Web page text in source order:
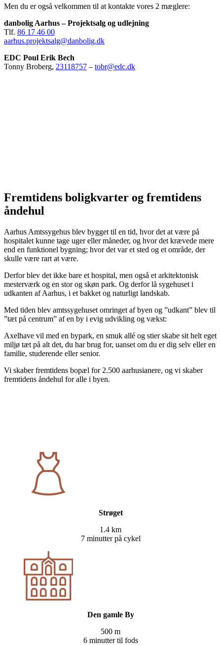
Men du er også velkommen til at kontakte vores 2 mæglere:
danbolig Aarhus – Projektsalg og udlejning
Tlf. 86 17 46 00
aarhus.projektsalg@danbolig.dk
EDC Poul Erik Bech
Tonny Broberg, 23118757 – tobr@edc.dk
Fremtidens boligkvarter og fremtidens
åndehul
Aarhus Amtssygehus blev bygget til en tid, hvor det at være på
hospitalet kunne tage uger eller måneder, og hvor det krævede mere
end en funktionel bygning; hvor det var et sted og et område, der
skulle være rart at være.
Derfor blev det ikke bare et hospital, men også et arkitektonisk
mesterværk og en stor og skøn park. Og derfor lå sygehuset i
udkanten af Aarhus, i et bakket og naturligt landskab.
Med tiden blev amtssygehuset omringet af byen og ”udkant” blev til
”tæt på centrum” af en by i evig udvikling og vækst:
Axelhave vil med en bypark, en smuk allé og stier skabe sit helt eget
miljø tæt på alt det, du har brug for, uanset om du er dig selv eller en
familie, studerende eller senior.
Vi skaber fremtidens bopæl for 2.500 aarhusianere, og vi skaber
fremtidens åndehul for alle i byen.
Strøget
1.4 km
7 minutter på cykel
Den gamle By
500 m
6 minutter til fods